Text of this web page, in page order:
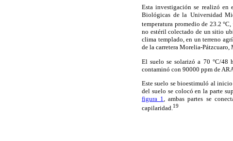
Esta investigación se realizó
Biológicas de la Universidad
temperatura promedio de 23.2
no estéril colectado de un sitio
clima templado, en un terreno
de la carretera Morelia-
El suelo se solarizó a 70 °C/48
contaminó con 90000 ppm de
Este suelo se bioestimuló al
del suelo se colocó en la parte
figura 1
, ambas partes se
capilaridad.19